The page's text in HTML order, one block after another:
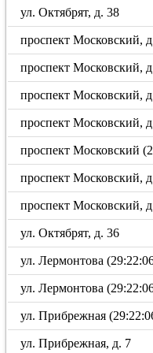
ул. Октябрят, д. 38
проспект Московский,
проспект Московский,
проспект Московский,
проспект Московский,
проспект Московский
проспект Московский,
проспект Московский,
ул. Октябрят, д. 36
ул. Лермонтова
ул. Лермонтова
ул. Прибрежная
ул. Прибрежная, д. 7